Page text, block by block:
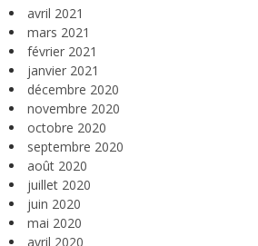
avril 2021
mars 2021
février 2021
janvier 2021
décembre 2020
novembre 2020
octobre 2020
septembre 2020
août 2020
juillet 2020
juin 2020
mai 2020
avril 2020